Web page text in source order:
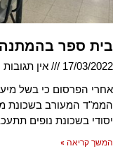
בית ספר בהמתנה
17/03/2022
אין תגובות
אחרי הפרסום כי בשל
הממ"ד המעורב בשכונת
יסודי בשכונת נופים
המשך קריאה »